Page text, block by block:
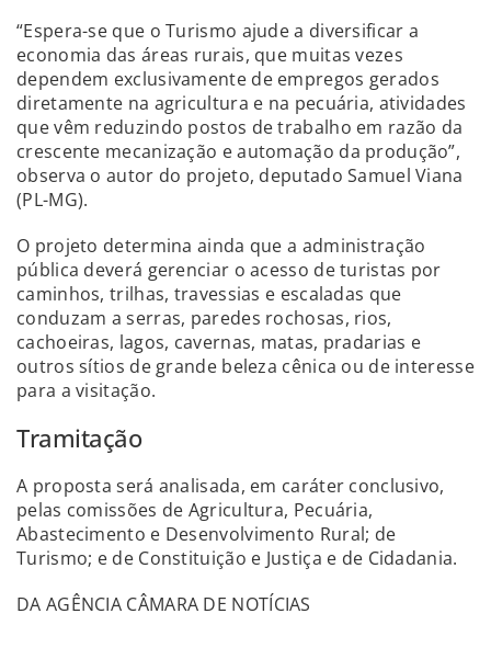
“Espera-se que o Turismo ajude a diversificar a
economia das áreas rurais, que muitas vezes
dependem exclusivamente de empregos gerados
diretamente na agricultura e na pecuária, atividades
que vêm reduzindo postos de trabalho em razão da
crescente mecanização e automação da produção”,
observa o autor do projeto, deputado Samuel Viana
(PL-MG).
O projeto determina ainda que a administração
pública deverá gerenciar o acesso de turistas por
caminhos, trilhas, travessias e escaladas que
conduzam a serras, paredes rochosas, rios,
cachoeiras, lagos, cavernas, matas, pradarias e
outros sítios de grande beleza cênica ou de interesse
para a visitação.
Tramitação
A proposta será analisada, em caráter conclusivo,
pelas comissões de Agricultura, Pecuária,
Abastecimento e Desenvolvimento Rural; de
Turismo; e de Constituição e Justiça e de Cidadania.
DA AGÊNCIA CÂMARA DE NOTÍCIAS